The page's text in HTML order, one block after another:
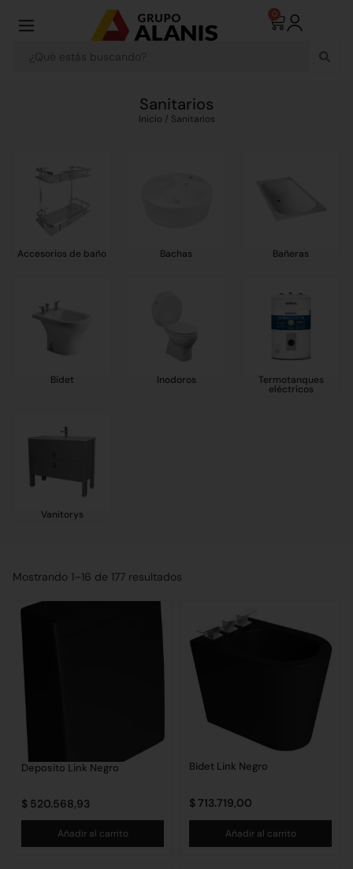
0
Sanitarios
Inicio / Sanitarios
Accesorios de baño Bachas Bañeras
Bidet Inodoros Termotanques
eléctricos
Vanitorys
Mostrando 1–16 de 177 resultados
Deposito Link Negro
$ 520.568,93
Añadir al carrito
Bidet Link Negro
$ 713.719,00
Añadir al carrito